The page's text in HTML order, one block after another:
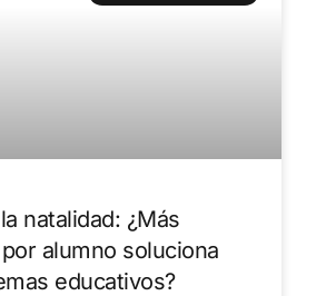
natalidad: ¿Más
alumno soluciona
educativos?